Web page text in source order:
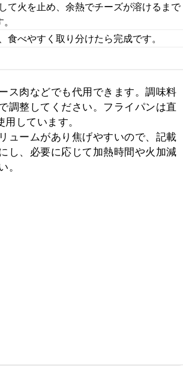
て火を止め、余熱でチーズが溶けるまで
食べやすく取り分けたら完成です。
ス肉などでも代用できます。調味料
調整してください。フライパンは直
しています。
ュームがあり焦げやすいので、記載
し、必要に応じて加熱時間や火加減
。